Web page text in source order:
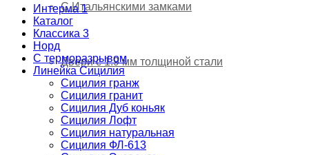
С Итальянскими замками
Двери с 1.9 мм толщиной стали
Интерма 1
Каталог
Классика 3
Норд
С терморазрывом
Линейка Сицилия
Сицилия гранж
Сицилия гранит
Сицилия Дуб коньяк
Сицилия Лофт
Сицилия натуральная
Сицилия ФЛ-613